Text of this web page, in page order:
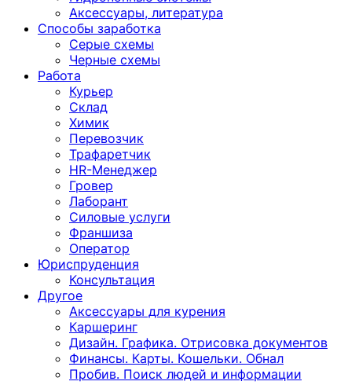
Аксессуары, литература
Способы заработка
Серые схемы
Черные схемы
Работа
Курьер
Склад
Химик
Перевозчик
Трафаретчик
HR-Менеджер
Гровер
Лаборант
Силовые услуги
Франшиза
Оператор
Юриспруденция
Консультация
Другoе
Аксессуары для курения
Каршеринг
Дизайн. Графика. Отрисовка документов
Финансы. Карты. Кошельки. Обнал
Пробив. Поиск людей и информации